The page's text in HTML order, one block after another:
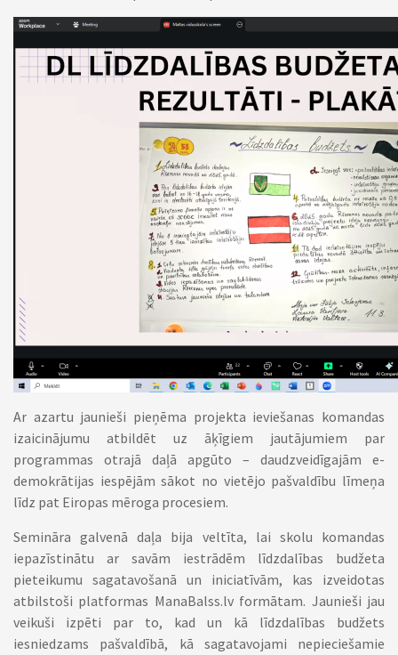
Ar azartu jaunieši pieņēma projekta ieviešanas komandas
izaicinājumu atbildēt uz āķīgiem jautājumiem par
programmas otrajā daļā apgūto – daudzveidīgajām e-
demokrātijas iespējām sākot no vietējo pašvaldību līmeņa
līdz pat Eiropas mēroga procesiem.
Semināra galvenā daļa bija veltīta, lai skolu komandas
iepazīstinātu ar savām iestrādēm līdzdalības budžeta
pieteikumu sagatavošanā un iniciatīvām, kas izveidotas
atbilstoši platformas ManaBalss.lv formātam. Jaunieši jau
veikuši izpēti par to, kad un kā līdzdalības budžets
iesniedzams pašvaldībā, kā sagatavojami nepieciešamie